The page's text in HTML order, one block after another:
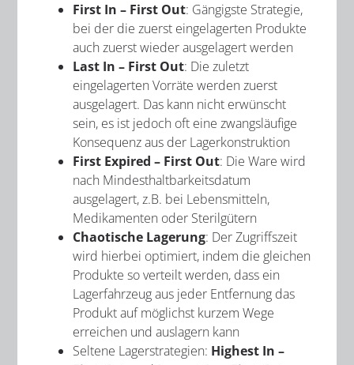
First In – First Out: Gängigste Strategie,
bei der die zuerst eingelagerten Produkte
auch zuerst wieder ausgelagert werden
Last In – First Out: Die zuletzt
eingelagerten Vorräte werden zuerst
ausgelagert. Das kann nicht erwünscht
sein, es ist jedoch oft eine zwangsläufige
Konsequenz aus der Lagerkonstruktion
First Expired – First Out: Die Ware wird
nach Mindesthaltbarkeitsdatum
ausgelagert, z.B. bei Lebensmitteln,
Medikamenten oder Sterilgütern
Chaotische Lagerung: Der Zugriffszeit
wird hierbei optimiert, indem die gleichen
Produkte so verteilt werden, dass ein
Lagerfahrzeug aus jeder Entfernung das
Produkt auf möglichst kurzem Wege
erreichen und auslagern kann
Seltene Lagerstrategien: Highest In –